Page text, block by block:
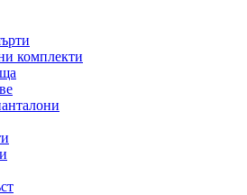
комплекти